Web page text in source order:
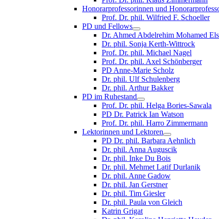
Honorarprofessorinnen und
Prof. Dr. phil. Wilfried F. Schoeller
PD und Fellows
Dr. Ahmed Abdelrehim Mohamed
Dr. phil. Sonja Kerth-Wittrock
Prof. Dr. phil. Michael Nagel
Prof. Dr. phil. Axel Schönberger
PD Anne-Marie Scholz
Dr. phil. Ulf Schulenberg
Dr. phil. Arthur Bakker
PD im Ruhestand
Prof. Dr. phil. Helga Bories-Sawala
PD Dr. Patrick Ian Watson
Prof. Dr. phil. Harro Zimmermann
Lektorinnen und Lektoren
PD Dr. phil. Barbara Aehnlich
Dr. phil. Anna Auguscik
Dr. phil. Inke Du Bois
Dr. phil. Mehmet Latif Durlanik
Dr. phil. Anne Gadow
Dr. phil. Jan Gerstner
Dr. phil. Tim Giesler
Dr. phil. Paula von Gleich
Katrin Grigat